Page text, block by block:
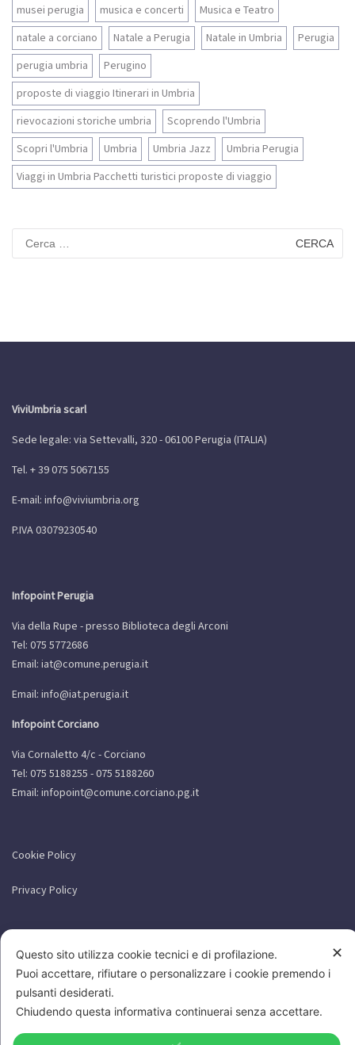
musei perugia
musica e concerti
Musica e Teatro
natale a corciano
Natale a Perugia Natale in Umbria
Perugia
perugia umbria
Perugino
proposte di viaggio Itinerari in Umbria
rievocazioni storiche umbria
Scoprendo l'Umbria
Scopri l'Umbria
Umbria Umbria Jazz
Umbria Perugia
Viaggi in Umbria Pacchetti turistici proposte di viaggio
per:
ViviUmbria scarl
Sede legale: via Settevalli, 320 - 06100 Perugia (ITALIA)
Tel. + 39 075 5067155
E-mail: info@viviumbria.org
P.IVA 03079230540
Infopoint Perugia
Via della Rupe - presso Biblioteca degli Arconi
Tel: 075 5772686
Email: iat@comune.perugia.it
Email: info@iat.perugia.it
Infopoint Corciano
Via Cornaletto 4/c - Corciano
Tel: 075 5188255 - 075 5188260
Email: infopoint@comune.corciano.pg.it
Cookie Policy
Privacy Policy
✕
Questo sito utilizza cookie tecnici e di profilazione.
Puoi accettare, rifiutare o personalizzare i cookie premendo i
pulsanti desiderati.
Chiudendo questa informativa continuerai senza accettare.